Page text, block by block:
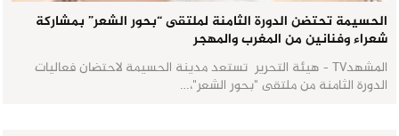
الحسيمة تحتضن الدورة الثامنة لملتقى “بحور الشعر” بمشاركة
شعراء وفنانين من المغرب والمهجر
المشهدTV - هيئة التحرير تستعد مدينة الحسيمة لاحتضان فعاليات
الدورة الثامنة من ملتقى "بحور الشعر"،…